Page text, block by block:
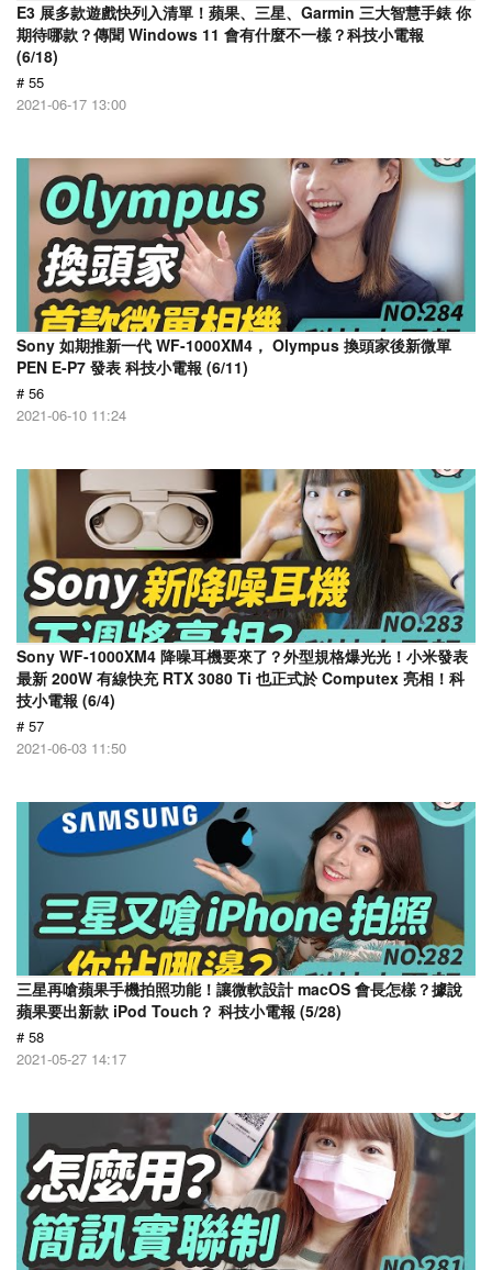
E3 展多款遊戲快列入清單！蘋果、三星、Garmin 三大智慧手錶 你
期待哪款？傳聞 Windows 11 會有什麼不一樣？科技小電報
(6/18)
# 55
2021-06-17 13:00
Sony 如期推新一代 WF-1000XM4， Olympus 換頭家後新微單
PEN E-P7 發表 科技小電報 (6/11)
# 56
2021-06-10 11:24
Sony WF-1000XM4 降噪耳機要來了？外型規格爆光光！小米發表
最新 200W 有線快充 RTX 3080 Ti 也正式於 Computex 亮相！科
技小電報 (6/4)
# 57
2021-06-03 11:50
三星再嗆蘋果手機拍照功能！讓微軟設計 macOS 會長怎樣？據說
蘋果要出新款 iPod Touch？ 科技小電報 (5/28)
# 58
2021-05-27 14:17